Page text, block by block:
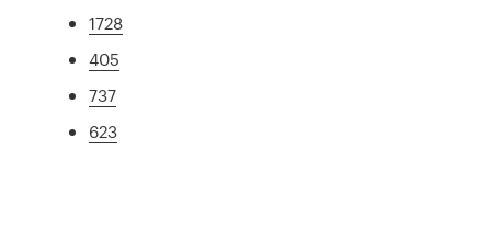
1728
405
737
623